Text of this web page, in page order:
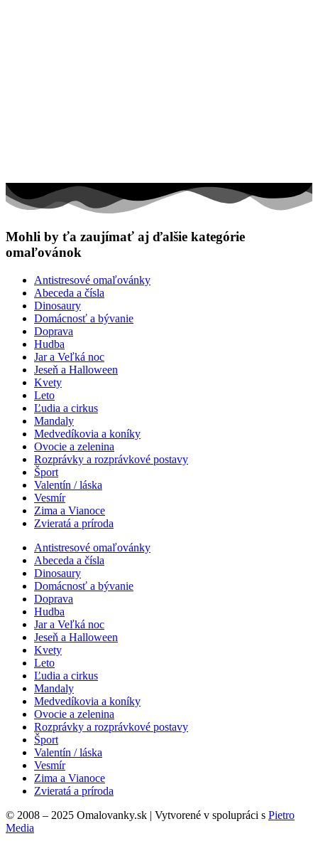
Mohli by ťa zaujímať aj ďalšie kategórie
omaľovánok
Antistresové omaľovánky
Abeceda a čísla
Dinosaury
Domácnosť a bývanie
Doprava
Hudba
Jar a Veľká noc
Jeseň a Halloween
Kvety
Leto
Ľudia a cirkus
Mandaly
Medvedíkovia a koníky
Ovocie a zelenina
Rozprávky a rozprávkové postavy
Šport
Valentín / láska
Vesmír
Zima a Vianoce
Zvieratá a príroda
Antistresové omaľovánky
Abeceda a čísla
Dinosaury
Domácnosť a bývanie
Doprava
Hudba
Jar a Veľká noc
Jeseň a Halloween
Kvety
Leto
Ľudia a cirkus
Mandaly
Medvedíkovia a koníky
Ovocie a zelenina
Rozprávky a rozprávkové postavy
Šport
Valentín / láska
Vesmír
Zima a Vianoce
Zvieratá a príroda
© 2008 – 2025 Omalovanky.sk | Vytvorené v spolupráci s Pietro
Media